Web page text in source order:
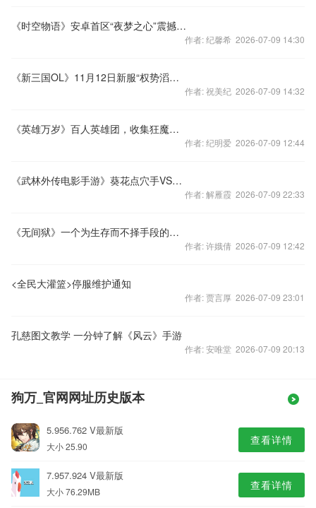
《时空物语》安卓首区“夜梦之心”震撼开启
作者: 纪馨希 2026-07-09 14:30
《新三国OL》11月12日新服“权势滔天”谁与争锋
作者: 祝美纪 2026-07-09 14:32
《英雄万岁》百人英雄团，收集狂魔剁手啦！
作者: 纪明爱 2026-07-09 12:44
《武林外传电影手游》葵花点穴手VS排山倒海 谁是武林高手
作者: 解雁霞 2026-07-09 22:33
《无间狱》一个为生存而不择手段的江湖
作者: 许娥倩 2026-07-09 12:42
<全民大灌篮>停服维护通知
作者: 贾言厚 2026-07-09 23:01
孔慈图文教学 一分钟了解《风云》手游
作者: 安唯堂 2026-07-09 20:13
狗万_官网网址历史版本
5.956.762 V最新版
大小 25.90 查看详情
7.957.924 V最新版
大小 76.29MB 查看详情